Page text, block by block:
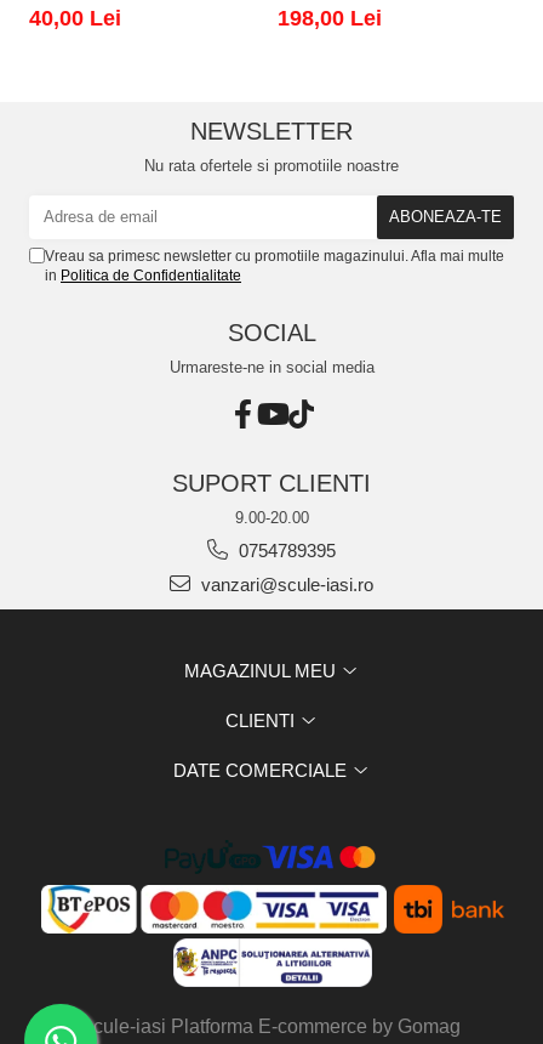
40,00 Lei 198,00 Lei
NEWSLETTER
Nu rata ofertele si promotiile noastre
Vreau sa primesc newsletter cu promotiile magazinului. Afla mai multe
in Politica de Confidentialitate
SOCIAL
Urmareste-ne in social media
SUPORT CLIENTI
9.00-20.00
0754789395
vanzari@scule-iasi.ro
MAGAZINUL MEU
CLIENTI
DATE COMERCIALE
scule-iasi Platforma E-commerce by Gomag